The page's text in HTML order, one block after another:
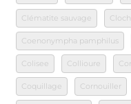
Clématite sauvage
Coenonympha pamphilus
Colisee Collioure
Coquillage Cornouiller